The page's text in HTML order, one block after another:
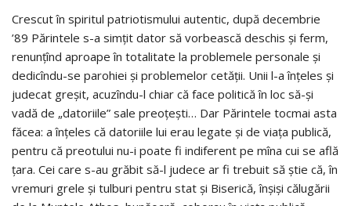
Crescut în spiritul patriotismului autentic, după decembrie
’89 Părintele s-a simţit dator să vorbească deschis şi ferm,
renunţînd aproape în totalitate la problemele personale şi
dedicîndu-se parohiei şi problemelor cetăţii. Unii l-a înţeles şi
judecat greşit, acuzîndu-l chiar că face politică în loc să-şi
vadă de „datoriile” sale preoţeşti… Dar Părintele tocmai asta
făcea: a înţeles că datoriile lui erau legate şi de viaţa publică,
pentru că preotului nu-i poate fi indiferent pe mîna cui se află
ţara. Cei care s-au grăbit să-l judece ar fi trebuit să ştie că, în
vremuri grele şi tulburi pentru stat şi Biserică, înşişi călugării